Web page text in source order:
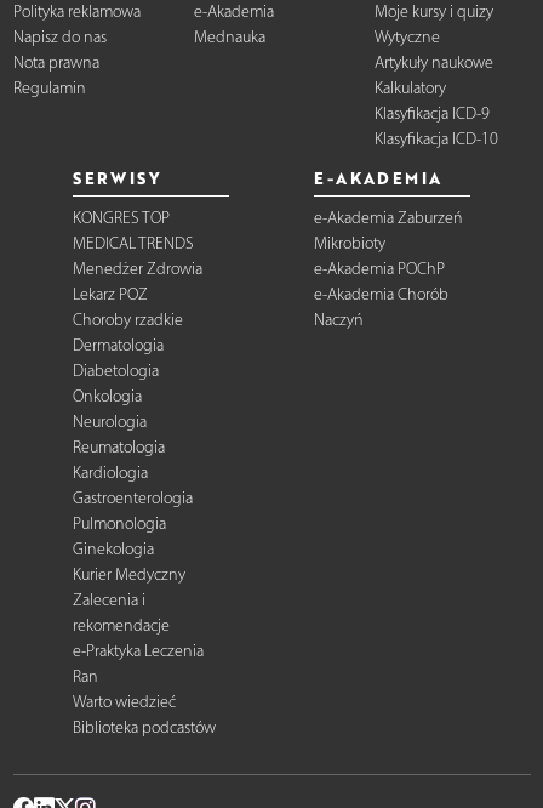
Polityka reklamowa
Napisz do nas
Nota prawna
Regulamin
e-Akademia
Mednauka
Moje kursy i quizy
Wytyczne
Artykuły naukowe
Kalkulatory
Klasyfikacja ICD-9
Klasyfikacja ICD-10
SERWISY
KONGRES TOP
MEDICAL TRENDS
Menedżer Zdrowia
Lekarz POZ
Choroby rzadkie
Dermatologia
Diabetologia
Onkologia
Neurologia
Reumatologia
Kardiologia
Gastroenterologia
Pulmonologia
Ginekologia
Kurier Medyczny
Zalecenia i
rekomendacje
e-Praktyka Leczenia
Ran
Warto wiedzieć
Biblioteka podcastów
E-AKADEMIA
e-Akademia Zaburzeń
Mikrobioty
e-Akademia POChP
e-Akademia Chorób
Naczyń